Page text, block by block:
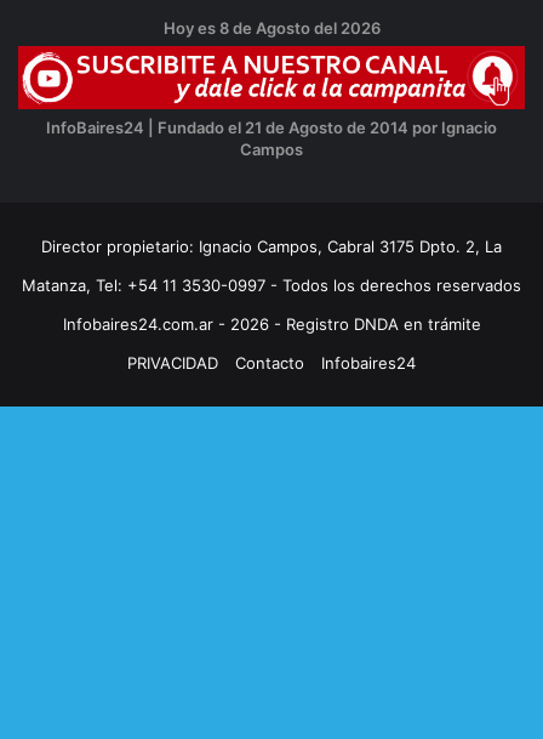
Hoy es 8 de Agosto del 2026
InfoBaires24 | Fundado el 21 de Agosto de 2014 por Ignacio
Campos
Director propietario: Ignacio Campos, Cabral 3175 Dpto. 2, La
Matanza, Tel: +54 11 3530-0997 - Todos los derechos reservados
Infobaires24.com.ar - 2026 - Registro DNDA en trámite
PRIVACIDAD
Contacto Infobaires24